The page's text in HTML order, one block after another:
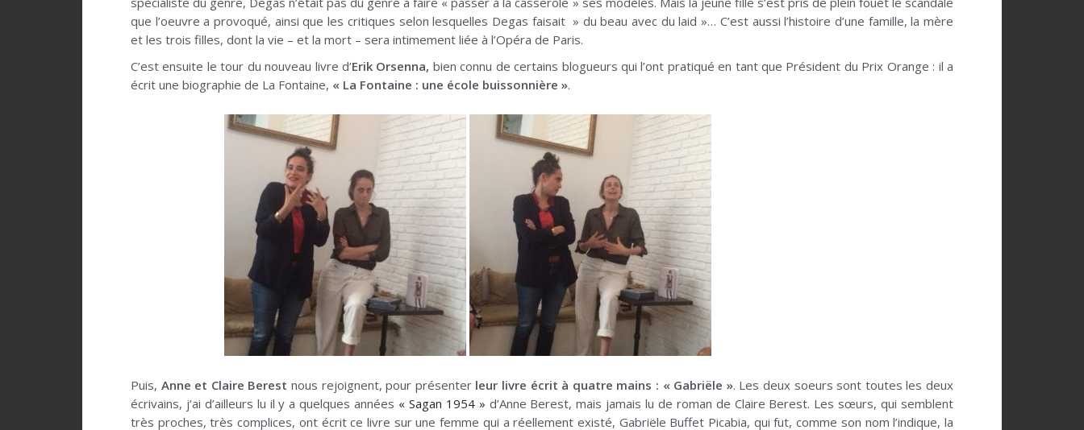
que l’oeuvre a provoqué, ainsi que les critiques selon lesquelles Degas faisait » du beau avec du laid »… C’est aussi l’histoire d’une famille, la mère
et les trois filles, dont la vie – et la mort – sera intimement liée à l’Opéra de Paris.
C’est ensuite le tour du nouveau livre d’Erik Orsenna, bien connu de certains blogueurs qui l’ont pratiqué en tant que Président du Prix Orange : il a
écrit une biographie de La Fontaine, « La Fontaine : une école buissonnière ».
Puis, Anne et Claire Berest nous rejoignent, pour présenter leur livre écrit à quatre mains : « Gabriële ». Les deux soeurs sont toutes les deux
écrivains, j’ai d’ailleurs lu il y a quelques années « Sagan 1954 » d’Anne Berest, mais jamais lu de roman de Claire Berest. Les sœurs, qui semblent
très proches, très complices, ont écrit ce livre sur une femme qui a réellement existé, Gabriële Buffet Picabia, qui fut, comme son nom l’indique, la